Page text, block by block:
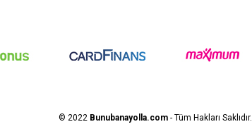
© 2022 Bunubanayolla.com - Tüm Hakları Saklıdır.